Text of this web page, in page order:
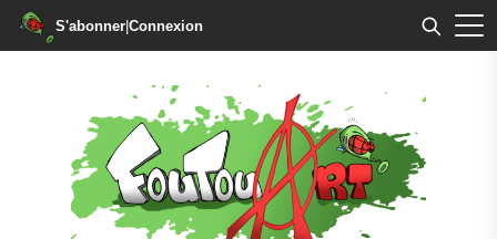
S'abonner|Connexion